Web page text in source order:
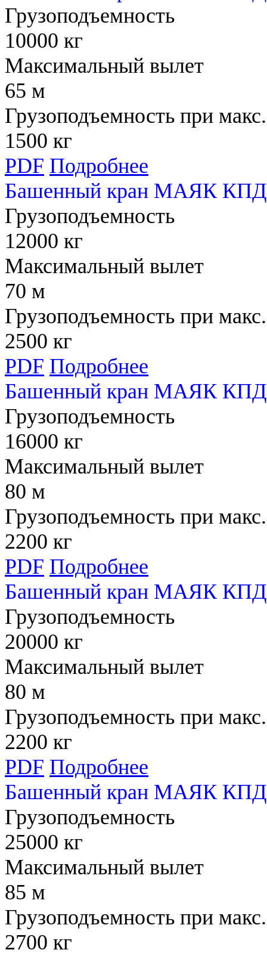
Грузоподъемность
10000 кг
Максимальный вылет
65 м
Грузоподъемность при
1500 кг
PDF Подробнее
Башенный кран МАЯК КПД
Грузоподъемность
12000 кг
Максимальный вылет
70 м
Грузоподъемность при
2500 кг
PDF Подробнее
Башенный кран МАЯК КПД
Грузоподъемность
16000 кг
Максимальный вылет
80 м
Грузоподъемность при
2200 кг
PDF Подробнее
Башенный кран МАЯК КПД
Грузоподъемность
20000 кг
Максимальный вылет
80 м
Грузоподъемность при
2200 кг
PDF Подробнее
Башенный кран МАЯК КПД
Грузоподъемность
25000 кг
Максимальный вылет
85 м
Грузоподъемность при
2700 кг